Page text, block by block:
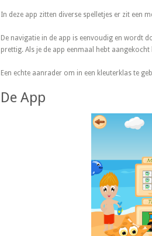
In deze app zitten diverse spelletjes er zit een
De navigatie in de app is eenvoudig en wordt
prettig. Als je de app eenmaal hebt
Een echte aanrader om in een kleuterklas te
De App